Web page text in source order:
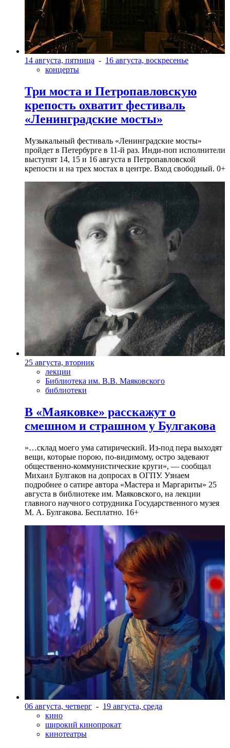
14 августа, пятница - 16 августа, воскресенье
концерты
Три моста и Петропавловскую
крепость охватит фестиваль
«Ленинградские мосты»
Музыкальный фестиваль «Ленинградские мосты»
пройдет в Петербурге в 11-й раз. Инди-поп исполнители
выступят 14, 15 и 16 августа в Петропавловской
крепости и на трех мостах в центре. Вход свободный. 0+
25 августа, вторник
лекции
Библиотека им. В.В. Маяковского
библиотеки
В «Маяковке» расскажут о
смешном и страшном у Булгакова
»…склад моего ума сатирический. Из-под пера выходят
вещи, которые порою, по-видимому, остро задевают
общественно-коммунистические круги», — сообщал
Михаил Булгаков на допросах в ОГПУ. Узнаем
подробнее о сатире автора «Мастера и Маргариты» 25
августа в библиотеке им. Маяковского, на лекции
главного научного сотрудника Государственного музея
М. А. Булгакова. Бесплатно. 16+
06 августа, четверг - 19 августа, среда
кино
широкий кинопрокат
кинотеатры